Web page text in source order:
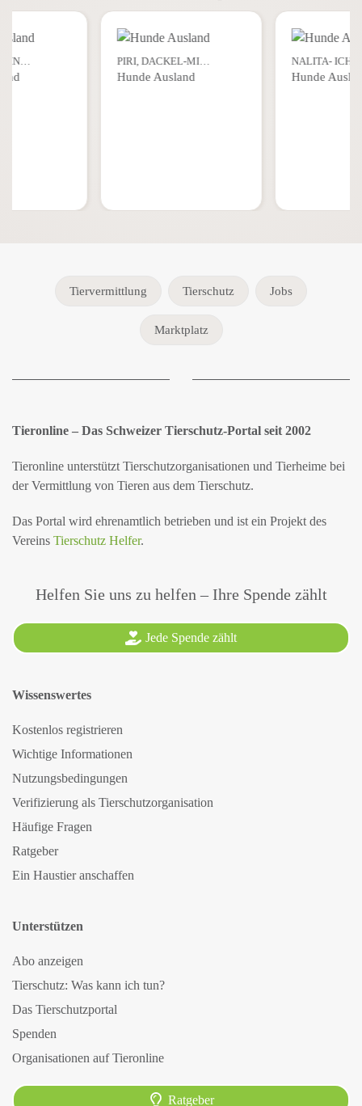
PIRI, DACKEL-MI…
Hunde Ausland
NALITA- ICH
Hunde
BIN…
Tiervermittlung Tierschutz Jobs
Marktplatz
Tieronline – Das Schweizer Tierschutz-Portal seit 2002
Tieronline unterstützt Tierschutzorganisationen und Tierheime bei
der Vermittlung von Tieren aus dem Tierschutz.
Das Portal wird ehrenamtlich betrieben und ist ein Projekt des
Vereins Tierschutz Helfer.
Helfen Sie uns zu helfen – Ihre Spende zählt
Jede Spende zählt
Wissenswertes
Kostenlos registrieren
Wichtige Informationen
Nutzungsbedingungen
Verifizierung als Tierschutzorganisation
Häufige Fragen
Ratgeber
Ein Haustier anschaffen
Unterstützen
Abo anzeigen
Tierschutz: Was kann ich tun?
Das Tierschutzportal
Spenden
Organisationen auf Tieronline
Ratgeber